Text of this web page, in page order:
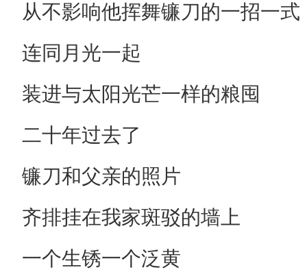
从不影响他挥舞镰刀的一招一式
连同月光一起
装进与太阳光芒一样的粮囤
二十年过去了
镰刀和父亲的照片
齐排挂在我家斑驳的墙上
一个生锈一个泛黄